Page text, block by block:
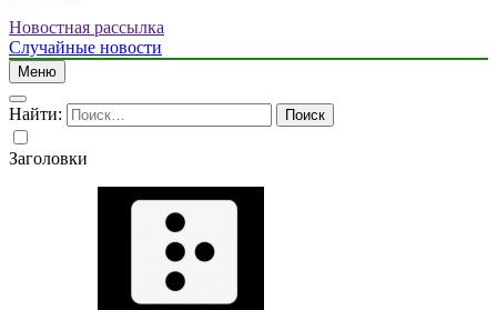
Новостная рассылка
Случайные новости
Меню
Найти:
Заголовки